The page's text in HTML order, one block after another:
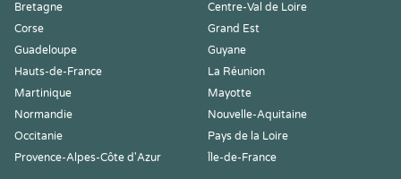
Bretagne
Centre-Val de Loire
Corse
Grand Est
Guadeloupe
Guyane
Hauts-de-France
La Réunion
Martinique
Mayotte
Normandie
Nouvelle-Aquitaine
Occitanie
Pays de la Loire
Provence-Alpes-Côte d'Azur
Île-de-France